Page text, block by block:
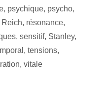
, psychique, psycho,
Reich, résonance,
, sensitif, Stanley,
, tensions,
, vitale